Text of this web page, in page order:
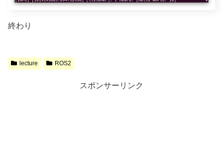
終わり
lecture ROS2
スポンサーリンク